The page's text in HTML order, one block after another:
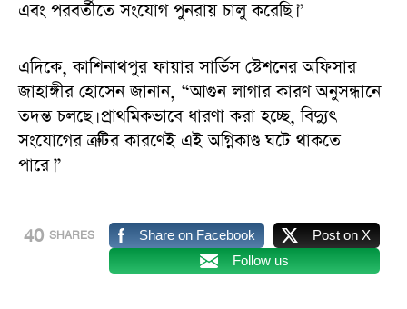
এবং পরবর্তীতে সংযোগ পুনরায় চালু করেছি।”
এদিকে, কাশিনাথপুর ফায়ার সার্ভিস স্টেশনের অফিসার
জাহাঙ্গীর হোসেন জানান, “আগুন লাগার কারণ অনুসন্ধানে
তদন্ত চলছে। প্রাথমিকভাবে ধারণা করা হচ্ছে, বিদ্যুৎ
সংযোগের ত্রুটির কারণেই এই অগ্নিকাণ্ড ঘটে থাকতে
পারে।”
40 SHARES Share on Facebook
Post on X
Follow us